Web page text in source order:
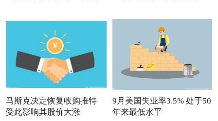
马斯克决定恢复收购推特
受此影响其股价大涨
9月美国失业率3.5% 处于50
年来最低水平